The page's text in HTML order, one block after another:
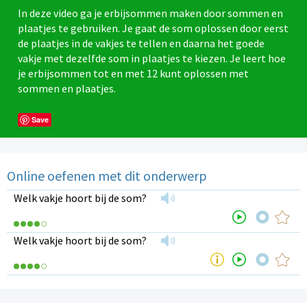
In deze video ga je erbijsommen maken door sommen en
plaatjes te gebruiken. Je gaat de som oplossen door eerst
de plaatjes in de vakjes te tellen en daarna het goede
vakje met dezelfde som in plaatjes te kiezen. Je leert hoe
je erbijsommen tot en met 12 kunt oplossen met
sommen en plaatjes.
Save
Online oefenen met dit onderwerp
Welk vakje hoort bij de som?
Welk vakje hoort bij de som?